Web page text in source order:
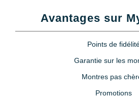
Avantages sur
Points de
Garantie sur les
Montres pas
Promotions